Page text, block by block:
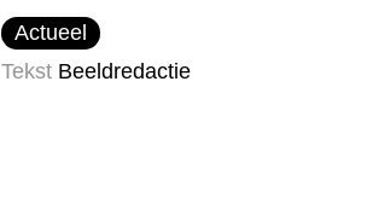
Actueel
Tekst Beeldredactie